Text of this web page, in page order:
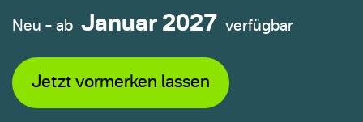
Über uns
Service
Neu – ab Januar 2027 verfügbar
Jetzt vormerken lassen